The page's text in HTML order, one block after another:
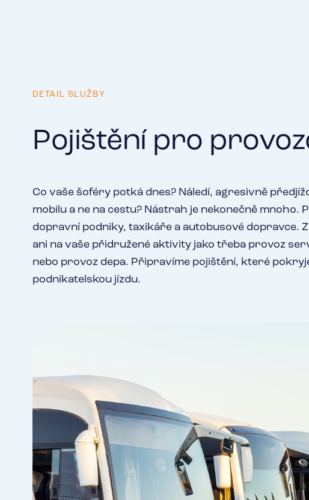
DETAIL SLUŽBY
Pojištění pro
Co vaše šoféry potká dnes? Náledí, agresivně
mobilu a ne na cestu? Nástrah je nekonečně mnoho.
dopravní podniky, taxikáře a autobusové dopravce.
ani na vaše přidružené aktivity jako třeba provoz
nebo provoz depa. Připravíme pojištění, které
podnikatelskou jízdu.